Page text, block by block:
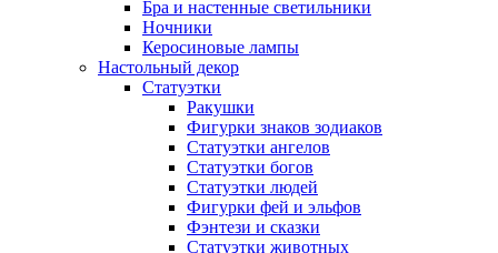
Бра и настенные светильники
Ночники
Керосиновые лампы
Настольный декор
Статуэтки
Ракушки
Фигурки знаков зодиаков
Статуэтки ангелов
Статуэтки богов
Статуэтки людей
Фигурки фей и эльфов
Фэнтези и сказки
Статуэтки животных